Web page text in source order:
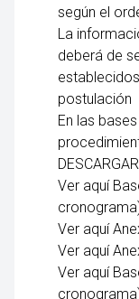
según el
La
deberá de
postulación
En las
Ver aquí
Ver aquí
Ver aquí
Ver aquí